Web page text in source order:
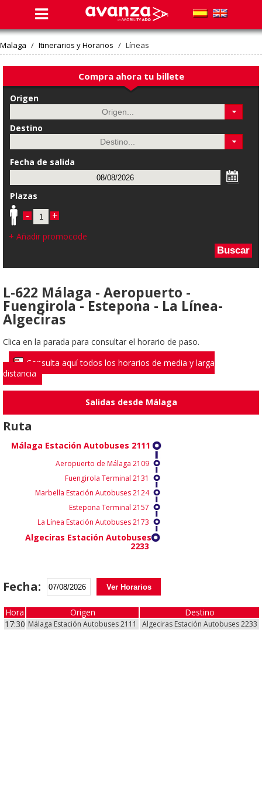
Malaga / Itinerarios y Horarios / Líneas
Compra ahora tu billete
Origen
Destino
Fecha de salida
Plazas
- +
+ Añadir promocode
Buscar
L-622 Málaga - Aeropuerto -
Fuengirola - Estepona - La Línea-
Algeciras
Clica en la parada para consultar el horario de paso.
Consulta aquí todos los horarios de media y larga
distancia
Salidas desde Málaga
Ruta
Málaga Estación Autobuses 2111
Aeropuerto de Málaga 2109
Fuengirola Terminal 2131
Marbella Estación Autobuses 2124
Estepona Terminal 2157
La Línea Estación Autobuses 2173
Algeciras Estación Autobuses
2233
Fecha: Ver Horarios
Hora Origen
Destino
17:30 Málaga Estación Autobuses 2111 Algeciras Estación Autobuses 2233
Hora Desde
Hasta
17:30 Málaga Estación Autobuses 2111 Algeciras Estación Autobuses 2233